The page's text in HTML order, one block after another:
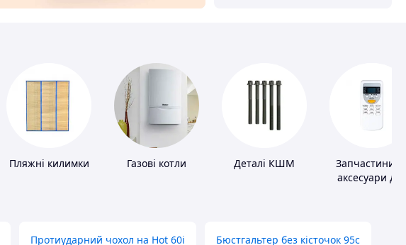
Пляжні килимки Газові котли Деталі КШМ
Запчастини
аксесуари для
Протиударний чохол на Hot 60i Бюстгальтер без кісточок 95с